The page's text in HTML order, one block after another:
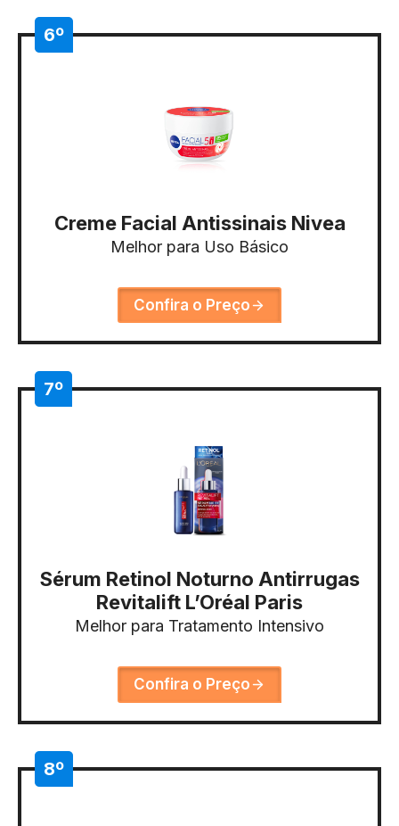
6º
Creme Facial Antissinais Nivea
Melhor para Uso Básico
Confira o Preço
7º
Sérum Retinol Noturno Antirrugas
Revitalift L’Oréal Paris
Melhor para Tratamento Intensivo
Confira o Preço
8º